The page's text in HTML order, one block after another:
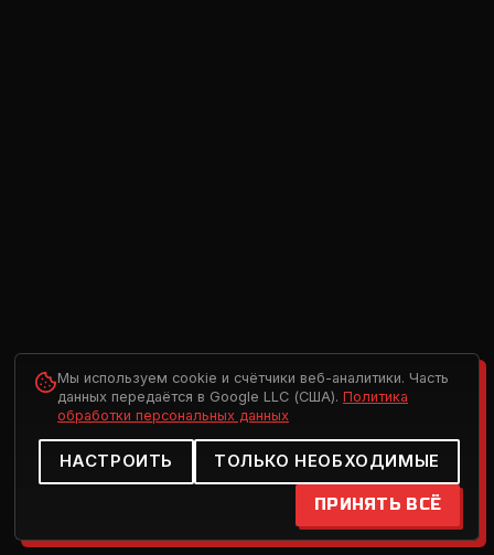
Мы используем cookie и счётчики веб-аналитики. Часть
данных передаётся в Google LLC (США). Политика
обработки персональных данных
НАСТРОИТЬ ТОЛЬКО НЕОБХОДИМЫЕ
ПРИНЯТЬ ВСЁ